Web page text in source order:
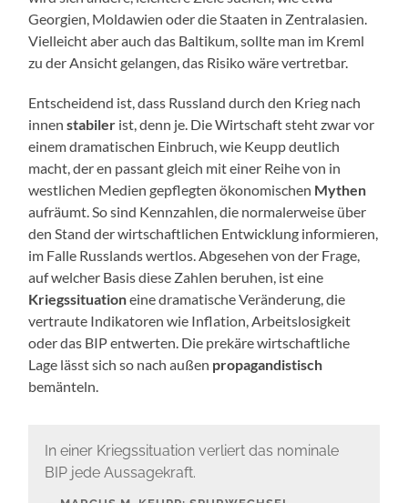
Georgien, Moldawien oder die Staaten in Zentralasien.
Vielleicht aber auch das Baltikum, sollte man im Kreml
zu der Ansicht gelangen, das Risiko wäre vertretbar.
Entscheidend ist, dass Russland durch den Krieg nach
innenstabiler ist, denn je. Die Wirtschaft steht zwar vor
einem dramatischen Einbruch, wie Keupp deutlich
macht, der en passant gleich mit einer Reihe von in
westlichen Medien gepflegten ökonomischen Mythen
aufräumt. So sind Kennzahlen, die normalerweise über
den Stand der wirtschaftlichen Entwicklung informieren,
im Falle Russlands wertlos. Abgesehen von der Frage,
auf welcher Basis diese Zahlen beruhen, ist eine
Kriegssituationeine dramatische Veränderung, die
vertraute Indikatoren wie Inflation, Arbeitslosigkeit
oder das BIP entwerten. Die prekäre wirtschaftliche
Lage lässt sich so nach außen propagandistisch
bemänteln.
In einer Kriegssituation verliert das nominale
BIP jede Aussagekraft.